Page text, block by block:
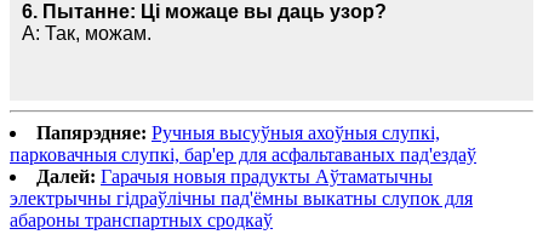
6. Пытанне: Ці можаце вы даць узор?
A: Так, можам.
Папярэдняе: Ручныя высуўныя ахоўныя слупкі,
парковачныя слупкі, бар'ер для асфальтаваных пад'ездаў
Далей: Гарачыя новыя прадукты Аўтаматычны
электрычны гідраўлічны пад'ёмны выкатны слупок для
абароны транспартных сродкаў